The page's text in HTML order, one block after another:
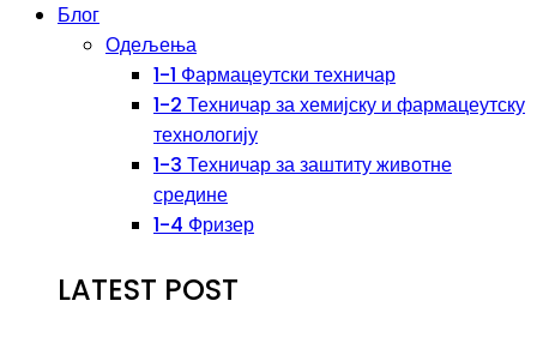
Блог
Одељења
1-1 Фармацеутски техничар
1-2 Техничар за хемијску и фармацеутску
технологију
1-3 Техничар за заштиту животне
средине
1-4 Фризер
LATEST POST